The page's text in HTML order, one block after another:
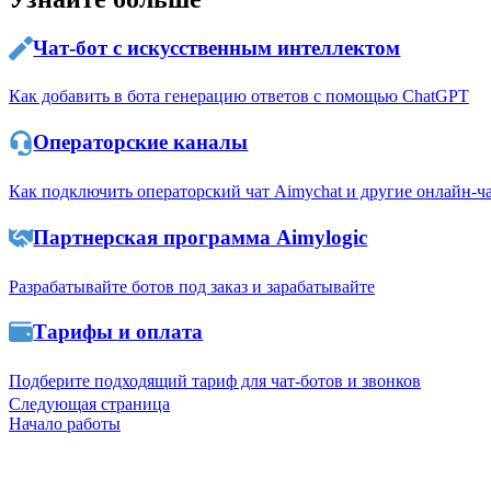
Чат-бот с искусственным интеллектом
Как добавить в бота генерацию ответов с помощью ChatGPT
Операторские каналы
Как подключить операторский чат Aimychat и другие онлайн-
Партнерская программа Aimylogic
Разрабатывайте ботов под заказ и зарабатывайте
Тарифы и оплата
Подберите подходящий тариф для чат-ботов и звонков
Следующая страница
Начало работы